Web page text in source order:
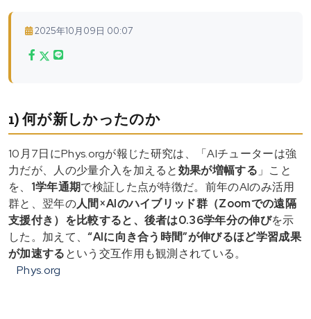
2025年10月09日 00:07
1) 何が新しかったのか
10月7日にPhys.orgが報じた研究は、「AIチューターは強
力だが、人の少量介入を加えると効果が増幅する 」こと
を、 1学年通期で検証した点が特徴だ。前年のAIのみ活用
群と、翌年の人間×AIのハイブリッド群（Zoomでの遠隔
支援付き） を比較すると、後者は0.36学年分の伸びを示
した。加えて、“AIに向き合う時間”が伸びるほど学習成果
が加速するという交互作用も観測されている。
Phys.org